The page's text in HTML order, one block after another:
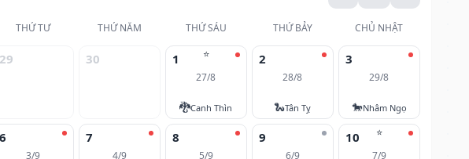
THỨ TƯ THỨ NĂM THỨ SÁU THỨ BẢY CHỦ NHẬT
29 30 ⭐
1
27/8
🐉Canh Thìn
2
28/8
🐍Tân Tỵ
3
29/8
🐎Nhâm Ngọ
6
3/9
7
4/9
8
5/9
9
6/9
⭐
10
7/9